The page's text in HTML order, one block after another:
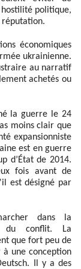
politique,
économiques
ukrainienne.
au narratif
achetés ou
la guerre le 24
moins clair que
expansionniste
est en guerre
d’État de 2014.
fois avant de
est désigné par
dans la
du conflit. La
que fort peu de
une conception
Il y a des